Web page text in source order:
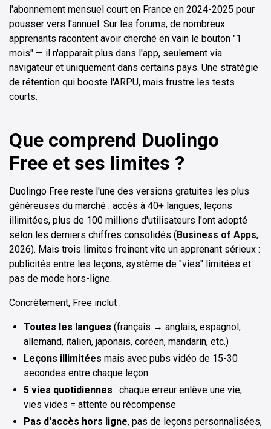
l'abonnement mensuel court en France en 2024-2025 pour
pousser vers l'annuel. Sur les forums, de nombreux
apprenants racontent avoir cherché en vain le bouton "1
mois" — il n'apparaît plus dans l'app, seulement via
navigateur et uniquement dans certains pays. Une stratégie
de rétention qui booste l'ARPU, mais frustre les tests
courts.
Que comprend Duolingo
Free et ses limites ?
Duolingo Free reste l'une des versions gratuites les plus
généreuses du marché : accès à 40+ langues, leçons
illimitées, plus de 100 millions d'utilisateurs l'ont adopté
selon les derniers chiffres consolidés (Business of Apps,
2026). Mais trois limites freinent vite un apprenant sérieux :
publicités entre les leçons, système de "vies" limitées et
pas de mode hors-ligne.
Concrètement, Free inclut :
Toutes les langues (français → anglais, espagnol,
allemand, italien, japonais, coréen, mandarin, etc.)
Leçons illimitées mais avec pubs vidéo de 15-30
secondes entre chaque leçon
5 vies quotidiennes : chaque erreur enlève une vie,
vies vides = attente ou récompense
Pas d'accès hors ligne, pas de leçons personnalisées,